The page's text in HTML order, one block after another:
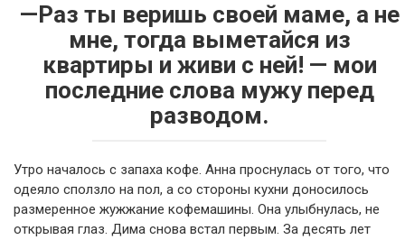
—Раз ты веришь своей маме, а не
мне, тогда выметайся из
квартиры и живи с ней! — мои
последние слова мужу перед
разводом.
Утро началось с запаха кофе. Анна проснулась от того, что
одеяло сползло на пол, а со стороны кухни доносилось
размеренное жужжание кофемашины. Она улыбнулась, не
открывая глаз. Дима снова встал первым. За десять лет